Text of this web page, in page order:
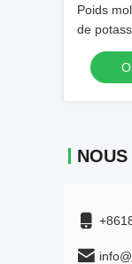
Poids
de